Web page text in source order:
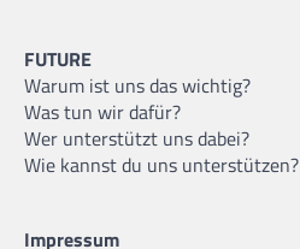
FUTURE
Warum ist uns das wichtig?
Was tun wir dafür?
Wer unterstützt uns dabei?
Wie kannst du uns unterstützen?
Impressum